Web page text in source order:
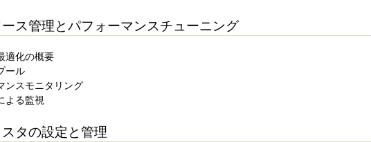
ス管理とパフォーマンスチューニング
適化の概要
ール
ンスモニタリング
よる監視
タの設定と管理